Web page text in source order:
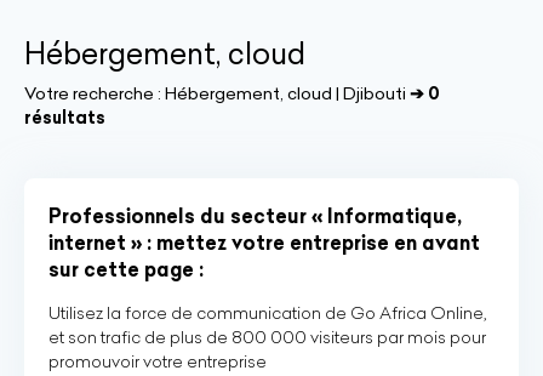
Hébergement, cloud
Votre recherche : Hébergement, cloud | Djibouti ➔ 0
résultats
Professionnels du secteur « Informatique,
internet » : mettez votre entreprise en avant
sur cette page :
Utilisez la force de communication de Go Africa Online,
et son trafic de plus de 800 000 visiteurs par mois pour
promouvoir votre entreprise